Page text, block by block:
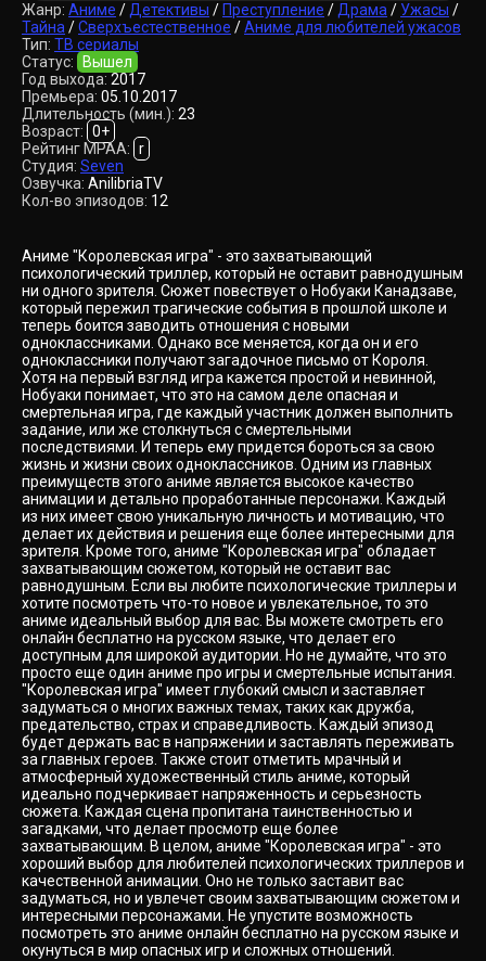
Жанр: Аниме /Детективы / Преступление /Драма/ Ужасы /
Тайна/Сверхъестественное /Аниме для любителей ужасов
Тип: ТВ сериалы
Статус:
Вышел
Год выхода: 2017
Премьера: 05.10.2017
Длительность (мин.): 23
Возраст: 0+
Рейтинг MPAA: r
Студия: Seven
Озвучка: AnilibriaTV
Кол-во эпизодов: 12
Аниме "Королевская игра" - это захватывающий
психологический триллер, который не оставит равнодушным
ни одного зрителя. Сюжет повествует о Нобуаки Канадзаве,
который пережил трагические события в прошлой школе и
теперь боится заводить отношения с новыми
одноклассниками. Однако все меняется, когда он и его
одноклассники получают загадочное письмо от Короля.
Хотя на первый взгляд игра кажется простой и невинной,
Нобуаки понимает, что это на самом деле опасная и
смертельная игра, где каждый участник должен выполнить
задание, или же столкнуться с смертельными
последствиями. И теперь ему придется бороться за свою
жизнь и жизни своих одноклассников. Одним из главных
преимуществ этого аниме является высокое качество
анимации и детально проработанные персонажи. Каждый
из них имеет свою уникальную личность и мотивацию, что
делает их действия и решения еще более интересными для
зрителя. Кроме того, аниме "Королевская игра" обладает
захватывающим сюжетом, который не оставит вас
равнодушным. Если вы любите психологические триллеры и
хотите посмотреть что-то новое и увлекательное, то это
аниме идеальный выбор для вас. Вы можете смотреть его
онлайн бесплатно на русском языке, что делает его
доступным для широкой аудитории. Но не думайте, что это
просто еще один аниме про игры и смертельные испытания.
"Королевская игра" имеет глубокий смысл и заставляет
задуматься о многих важных темах, таких как дружба,
предательство, страх и справедливость. Каждый эпизод
будет держать вас в напряжении и заставлять переживать
за главных героев. Также стоит отметить мрачный и
атмосферный художественный стиль аниме, который
идеально подчеркивает напряженность и серьезность
сюжета. Каждая сцена пропитана таинственностью и
загадками, что делает просмотр еще более
захватывающим. В целом, аниме "Королевская игра" - это
хороший выбор для любителей психологических триллеров и
качественной анимации. Оно не только заставит вас
задуматься, но и увлечет своим захватывающим сюжетом и
интересными персонажами. Не упустите возможность
посмотреть это аниме онлайн бесплатно на русском языке и
окунуться в мир опасных игр и сложных отношений.